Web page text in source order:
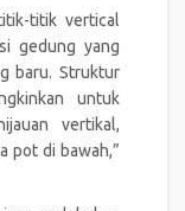
titik vertical
gedung yang
baru. Struktur
untuk
vertikal,
pot di bawah,”